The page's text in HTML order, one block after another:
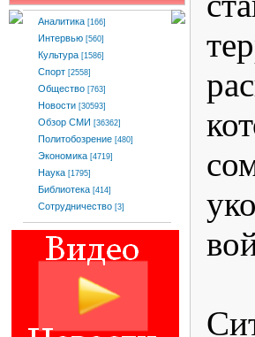
Аналитика [166]
Интервью [560]
Культура [1586]
Спорт [2558]
Общество [763]
Новости [30593]
Обзор СМИ [36362]
Политобозрение [480]
Экономика [4719]
Наука [1795]
Библиотека [414]
Сотрудничество [3]